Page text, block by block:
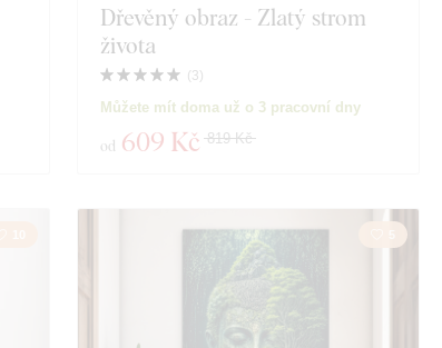
Dřevěný obraz - Zlatý strom
života
(3)
Můžete mít doma už o 3 pracovní dny
od 609 Kč 819 Kč